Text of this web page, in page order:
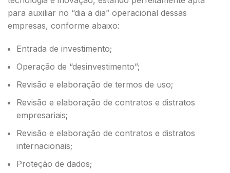
para auxiliar no “dia a dia” operacional dessas
empresas, conforme abaixo:
Entrada de investimento;
Operação de “desinvestimento”;
Revisão e elaboração de termos de uso;
Revisão e elaboração de contratos e distratos
empresariais;
Revisão e elaboração de contratos e distratos
internacionais;
Proteção de dados;